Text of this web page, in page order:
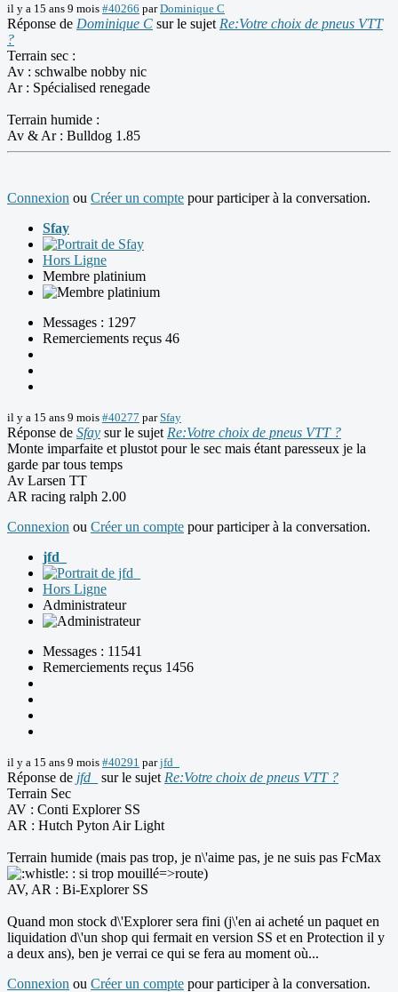
il y a 15 ans 9 mois #40266 parDominique C
Réponse de Dominique C sur le sujet Re:Votre choix de pneus VTT
?
Terrain sec :
Av : schwalbe nobby nic
Ar : Spécialised renegade
Terrain humide :
Av & Ar : Bulldog 1.85
Connexion ou Créer un compte pour participer à la conversation.
Sfay
Hors Ligne
Membre platinium
Messages : 1297
Remerciements reçus 46
il y a 15 ans 9 mois #40277 parSfay
Réponse de Sfay sur le sujet Re:Votre choix de pneus VTT ?
Monte imparfaite et plustot pour le sec mais étant paresseux je la
garde par tous temps
Av Larsen TT
AR racing ralph 2.00
Connexion ou Créer un compte pour participer à la conversation.
jfd_
Hors Ligne
Administrateur
Messages : 11541
Remerciements reçus 1456
il y a 15 ans 9 mois #40291 parjfd_
Réponse de jfd_ sur le sujet Re:Votre choix de pneus VTT ?
Terrain Sec
AV : Conti Explorer SS
AR : Hutch Pyton Air Light
Terrain humide (mais pas trop, je n\'aime pas, je ne suis pas FcMax
: si trop mouillé=>route)
AV, AR : Bi-Explorer SS
Quand mon stock d\'Explorer sera fini (j\'en ai acheté un paquet en
liquidation d\'un shop qui fermait en version SS et en Protection il y
a deux ans), ben je verrai ce qui se fera au moment où...
Connexion ou Créer un compte pour participer à la conversation.